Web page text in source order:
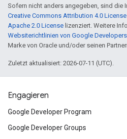
Sofern nicht anders angegeben, sind die
Creative Commons Attribution 4.0 License
Apache 2.0 License lizenziert. Weitere
Websiterichtlinien von Google Developers
Marke von Oracle und/oder seinen
Zuletzt aktualisiert: 2026-07-11 (UTC).
Engagieren
Google Developer Program
Google Developer Groups